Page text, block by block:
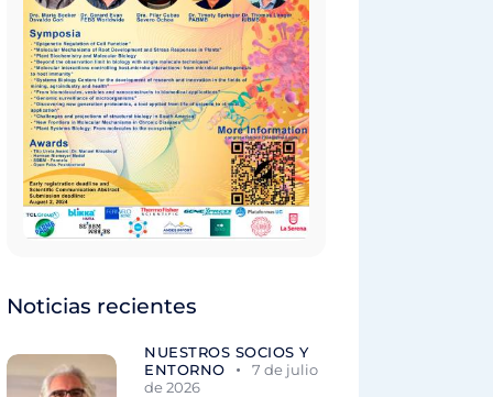
Noticias recientes
NUESTROS SOCIOS Y
ENTORNO
7 de julio
de 2026